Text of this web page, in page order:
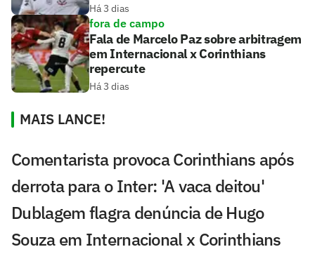
Há 3 dias
fora de campo
Fala de Marcelo Paz sobre arbitragem
em Internacional x Corinthians
repercute
Há 3 dias
MAIS LANCE!
Comentarista provoca Corinthians após
derrota para o Inter: 'A vaca deitou'
Dublagem flagra denúncia de Hugo
Souza em Internacional x Corinthians